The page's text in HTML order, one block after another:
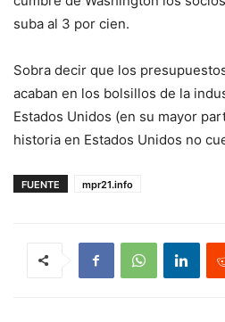
suba al 3 por cien.
Sobra decir que los
acaban en los bolsillos de la
Estados Unidos (en su mayor
historia en Estados Unidos no
FUENTE mpr21.info